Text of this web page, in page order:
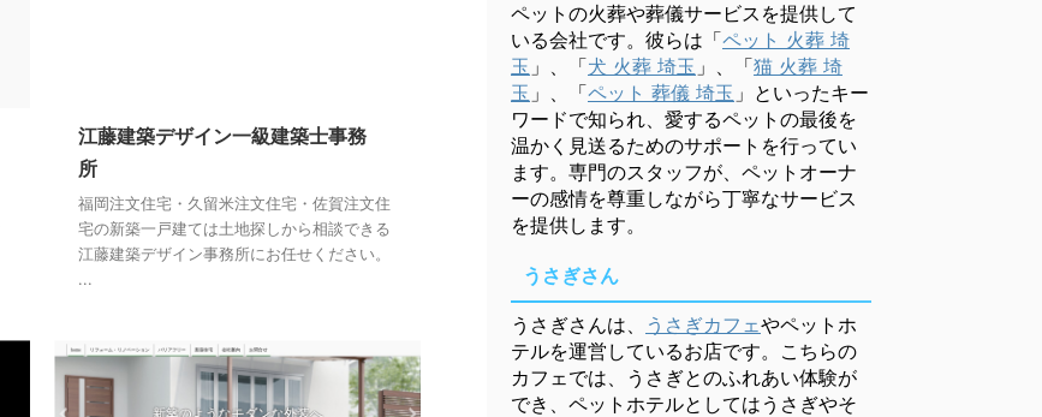
江藤建築デザイン一級建築士事務
所
福岡注文住宅・久留米注文住宅・佐賀注文住
宅の新築一戸建ては土地探しから相談できる
江藤建築デザイン事務所にお任せください。
...
ペットの火葬や葬儀サービスを提供して
いる会社です。彼らは「ペット 火葬 埼
玉 」、「犬 火葬 埼玉 」、「猫 火葬 埼
玉 」、「ペット 葬儀 埼玉 」といったキー
ワードで知られ、愛するペットの最後を
温かく見送るためのサポートを行ってい
ます。専門のスタッフが、ペットオーナ
ーの感情を尊重しながら丁寧なサービス
を提供します。
うさぎさん
うさぎさんは、 うさぎカフェやペットホ
テルを運営しているお店です。こちらの
カフェでは、うさぎとのふれあい体験が
でき、ペットホテルとしてはうさぎやそ